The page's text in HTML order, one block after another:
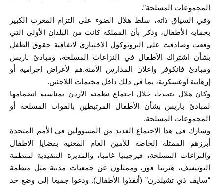
المجموعات المسلحة”.
وفي السياق ذاته، سلط هلال الضوء على التزام المغرب الكبير
بحماية الأطفال، وذكر بأن المملكة كانت من البلدان الأولى التي
وقعت وصادقت على البروتوكول الاختياري لاتفاقية حقوق الطفل
بشأن اشتراك الأطفال في النزاعات المسلحة، ومبادئ باريس
ومبادئ فانكوفر وإعلان المدارس الآمنة.هم لأغراض إجرامية أو
إرهابية أوعسكرية، بما في ذلك داخل مخيمات اللاجئين.
وكان هلال يتحدث خلال اجتماع نظمته الأردن بمناسبة انضمامها
لمبادئ باريس بشأن الأطفال المرتبطين بالقوات المسلحة أو
المجموعات المسلحة.
وشارك في هذا الاجتماع العديد من المسؤولين في الأمم المتحدة
أبرزهم الممثلة الخاصة للأمين العام المعنية بقضايا الأطفال
والنزاعات المسلحة، فيرجينيا غامبا، والمديرة التنفيذية لمنظمة
اليونيسف، هنريتا فور، وممثلون عن جمعيات مدنية مثل منظمة
“سايف ذي تشيلدرن” (أنقذوا الأطفال). ودعوا جميعا إلى وضع حد